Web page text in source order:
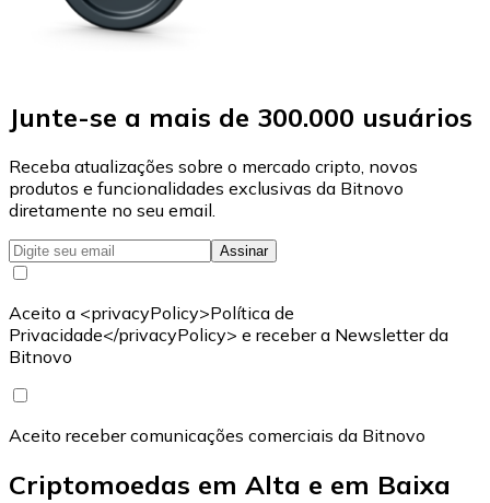
Junte-se a mais de 300.000 usuários
Receba atualizações sobre o mercado cripto, novos
produtos e funcionalidades exclusivas da Bitnovo
diretamente no seu email.
Assinar
Aceito a <privacyPolicy>Política de
Privacidade</privacyPolicy> e receber a Newsletter da
Bitnovo
Aceito receber comunicações comerciais da Bitnovo
Criptomoedas em Alta e em Baixa